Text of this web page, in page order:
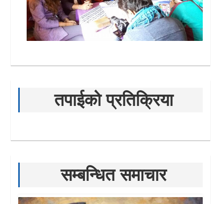
तपाईको प्रतिक्रिया
सम्बन्धित समाचार